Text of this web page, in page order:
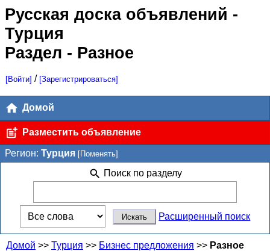
Русская доска объявлений -
Турция
Раздел - Разное
[Войти] / [Зарегистрироваться]
Домой
Разместить объявление
Регион: Турция [Поменять]
Поиск по разделу
Расширенный поиск
Домой >> Турция >> Бизнес предложения >> Разное